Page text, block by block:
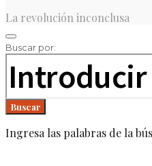
La revolución inconclusa
Buscar por:
Buscar
Ingresa las palabras de la